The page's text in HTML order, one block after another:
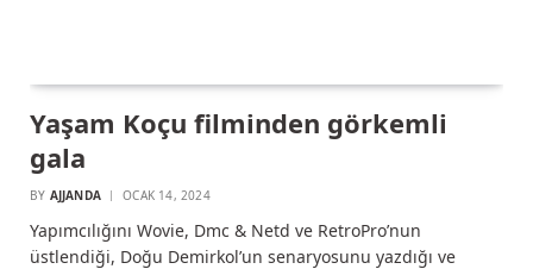
Yaşam Koçu filminden görkemli
gala
BY AJJANDA OCAK 14, 2024
Yapımcılığını Wovie, Dmc & Netd ve RetroPro’nun
üstlendiği, Doğu Demirkol’un senaryosunu yazdığı ve